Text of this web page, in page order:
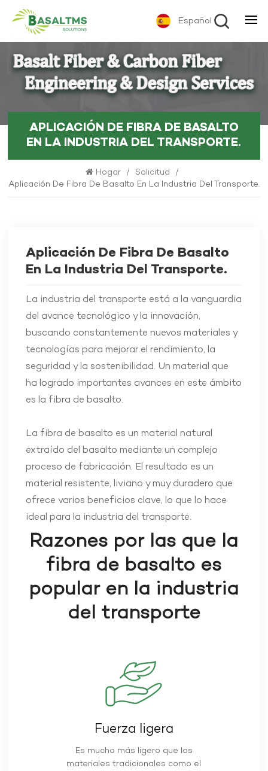
Español
APLICACIÓN DE FIBRA DE BASALTO
EN LA INDUSTRIA DEL TRANSPORTE.
Hogar / Solicitud /
Aplicación De Fibra De Basalto En La Industria Del Transporte.
Aplicación De Fibra De Basalto
En La Industria Del Transporte.
La industria del transporte está a la vanguardia
del avance tecnológico y la innovación,
buscando constantemente nuevos materiales y
tecnologías para mejorar el rendimiento, la
seguridad y la sostenibilidad. Un material que
ha logrado importantes avances en este ámbito
es la fibra de basalto.
La fibra de basalto es un material natural
extraído del basalto mediante un complejo
proceso de fabricación. El resultado es un
material resistente, liviano y muy duradero que
ofrece varios beneficios clave, lo que lo hace
ideal para la industria del transporte.
Razones por las que la
fibra de basalto es
popular en la industria
del transporte
Fuerza ligera
Es mucho más ligero que los
materiales tradicionales como el